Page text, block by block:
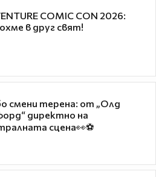
COMIC CON 2026:
в друг свят!
смени терена: от „Олд
директно на
сцена👀⚽